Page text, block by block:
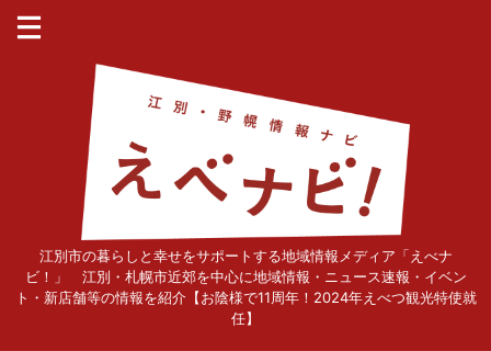
江別市の暮らしと幸せをサポートする地域情報メディア「えべナ
ビ！」 江別・札幌市近郊を中心に地域情報・ニュース速報・イベン
ト・新店舗等の情報を紹介【お陰様で11周年！2024年えべつ観光特使就
任】